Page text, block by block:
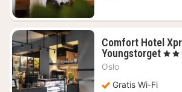
Comfort Hotel
Youngstorget1
, 3
Oslo
Gratis Wi-Fi